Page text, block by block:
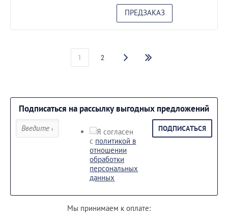
ПРЕДЗАКАЗ
1 2
Подписаться на рассылку выгодных предложений
Я согласен
с политикой в
отношении
обработки
персональных
данных
ПОДПИСАТЬСЯ
Мы принимаем к оплате: